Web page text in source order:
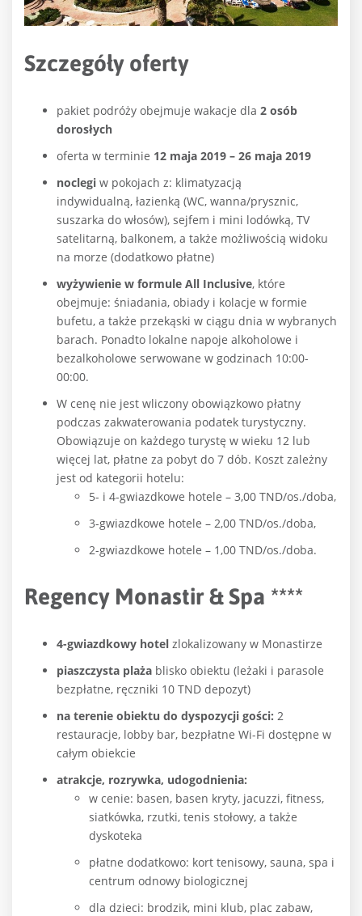
Szczegóły oferty
pakiet podróży obejmuje wakacje dla 2 osób
dorosłych
oferta w terminie 12 maja 2019 – 26 maja 2019
noclegi w pokojach z: klimatyzacją
indywidualną, łazienką (WC, wanna/prysznic,
suszarka do włosów), sejfem i mini lodówką, TV
satelitarną, balkonem, a także możliwością widoku
na morze (dodatkowo płatne)
wyżywienie w formule All Inclusive, które
obejmuje: śniadania, obiady i kolacje w formie
bufetu, a także przekąski w ciągu dnia w wybranych
barach. Ponadto lokalne napoje alkoholowe i
bezalkoholowe serwowane w godzinach 10:00-
00:00.
W cenę nie jest wliczony obowiązkowo płatny
podczas zakwaterowania podatek turystyczny.
Obowiązuje on każdego turystę w wieku 12 lub
więcej lat, płatne za pobyt do 7 dób. Koszt zależny
jest od kategorii hotelu:
5- i 4-gwiazdkowe hotele – 3,00 TND/os./doba,
3-gwiazdkowe hotele – 2,00 TND/os./doba,
2-gwiazdkowe hotele – 1,00 TND/os./doba.
Regency Monastir & Spa ****
4-gwiazdkowy hotel zlokalizowany w Monastirze
piaszczysta plaża blisko obiektu (leżaki i parasole
bezpłatne, ręczniki 10 TND depozyt)
na terenie obiektu do dyspozycji gości: 2
restauracje, lobby bar, bezpłatne Wi-Fi dostępne w
całym obiekcie
atrakcje, rozrywka, udogodnienia:
w cenie: basen, basen kryty, jacuzzi, fitness,
siatkówka, rzutki, tenis stołowy, a także
dyskoteka
płatne dodatkowo: kort tenisowy, sauna, spa i
centrum odnowy biologicznej
dla dzieci: brodzik, mini klub, plac zabaw,